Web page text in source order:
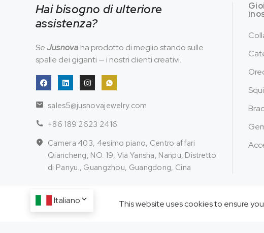
Hai bisogno di ulteriore
assistenza?
SeJusnova ha prodotto di meglio stando sulle
spalle dei giganti — i nostri clienti creativi.
sales5@jusnovajewelry.com
+86 189 2623 2416
Camera 403, 4esimo piano, Centro affari
Qiancheng, NO. 19, Via Yansha, Nanpu, Distretto
di Panyu., Guangzhou, Guangdong, Cina
Italiano This website uses cookies to ensure